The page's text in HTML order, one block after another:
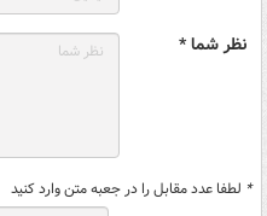
نظر شما *
* لطفا عدد مقابل را در جعبه متن وارد کنید